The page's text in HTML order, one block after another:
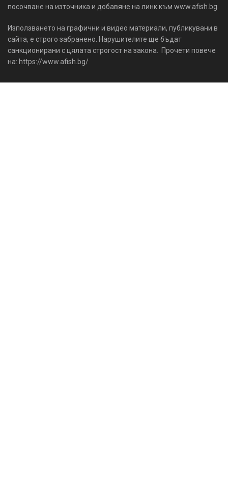
посочване на източника и добавяне на линк към www.afish.bg.
Използването на графични и видео материали, публикувани в
сайта, е строго забранено. Нарушителите ще бъдат
санкционирани с цялата строгост на закона. Прочети повече
на: https://www.afish.bg/